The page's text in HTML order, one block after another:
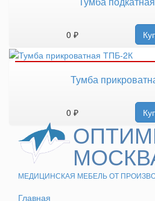
0 ₽
Тумба
0 ₽
МЕДИЦИНСКАЯ МЕБЕЛЬ ОТ
Главная